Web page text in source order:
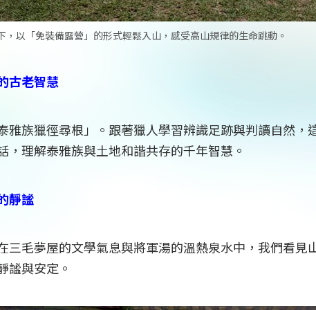
，以「免裝備露營」的形式輕鬆入山，感受高山規律的生命跳動。
古老智慧
雅族獵徑尋根」。跟著獵人學習辨識足跡與判讀自然，
，理解泰雅族與土地和諧共存的千年智慧。
靜謐
三毛夢屋的文學氣息與將軍湯的溫熱泉水中，我們看見
謐與安定。